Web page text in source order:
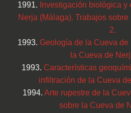
1991. Investigación biológica
Nerja (Málaga). Trabajos
2.
1993. Geología de la Cueva
la Cueva de
1993. Características
infiltración de la Cueva
1994. Arte rupestre de la
sobre la Cueva de